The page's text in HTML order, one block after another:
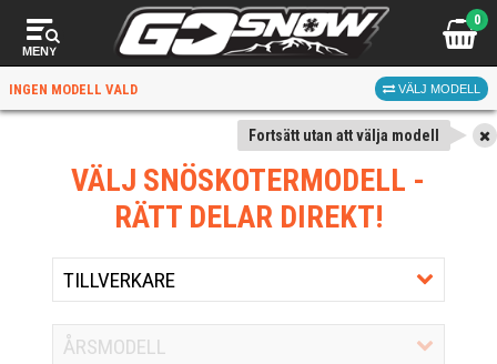
MENY
0
INGEN MODELL VALD VÄLJ MODELL
Fortsätt utan att välja modell
VÄLJ SNÖSKOTERMODELL -
RÄTT DELAR DIREKT!